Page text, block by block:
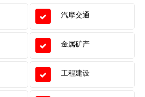
汽摩交通
金属矿产
工程建设